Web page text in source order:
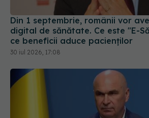
Din 1 septembrie, românii vor
digital de sănătate. Ce este "E-
ce beneficii aduce pacienților
30 iul 2026, 17:08